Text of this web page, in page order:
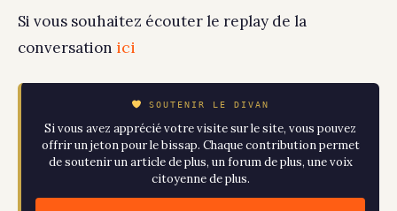
Si vous souhaitez écouter le replay de la
conversation ici
SOUTENIR LE DIVAN
Si vous avez apprécié votre visite sur le site, vous pouvez
offrir un jeton pour le bissap. Chaque contribution permet
de soutenir un article de plus, un forum de plus, une voix
citoyenne de plus.